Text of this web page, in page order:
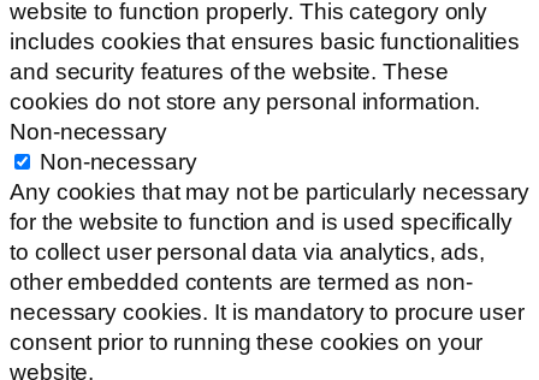
website to function properly. This category only
includes cookies that ensures basic functionalities
and security features of the website. These
cookies do not store any personal information.
Non-necessary
Non-necessary
Any cookies that may not be particularly necessary
for the website to function and is used specifically
to collect user personal data via analytics, ads,
other embedded contents are termed as non-
necessary cookies. It is mandatory to procure user
consent prior to running these cookies on your
website.